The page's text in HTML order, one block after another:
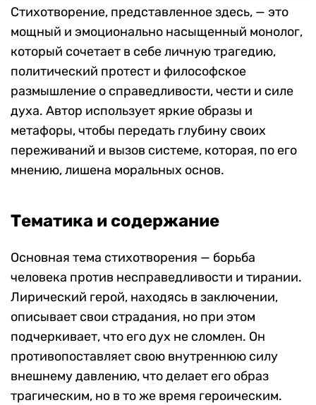
Стихотворение, представленное здесь, — это
мощный и эмоционально насыщенный монолог,
который сочетает в себе личную трагедию,
политический протест и философское
размышление о справедливости, чести и силе
духа. Автор использует яркие образы и
метафоры, чтобы передать глубину своих
переживаний и вызов системе, которая, по его
мнению, лишена моральных основ.
Тематика и содержание
Основная тема стихотворения — борьба
человека против несправедливости и тирании.
Лирический герой, находясь в заключении,
описывает свои страдания, но при этом
подчеркивает, что его дух не сломлен. Он
противопоставляет свою внутреннюю силу
внешнему давлению, что делает его образ
трагическим, но в то же время героическим.